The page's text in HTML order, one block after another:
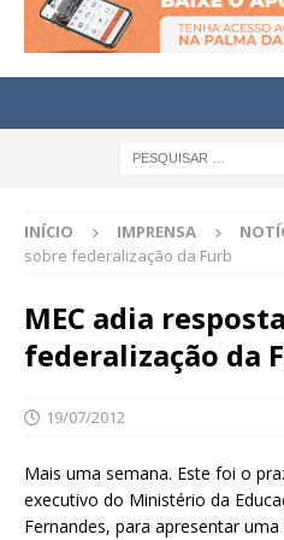
INÍCIO IMPRENSA
sobre federalização da Furb
MEC adia
federalização da
19/07/2012
Mais uma semana. Este foi o
executivo do Ministério da
Fernandes, para apresentar